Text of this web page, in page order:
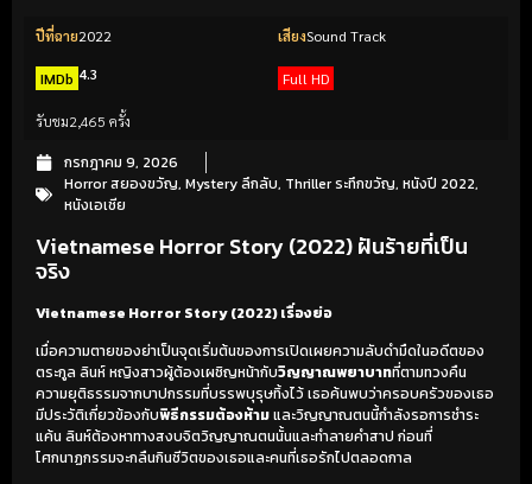
ปีที่ฉาย2022 เสียงSound Track
IMDb 4.3 Full HD
รับชม2,465 ครั้ง
กรกฎาคม 9, 2026
Horror สยองขวัญ, Mystery ลึกลับ, Thriller ระทึกขวัญ, หนังปี 2022,
หนังเอเชีย
Vietnamese Horror Story (2022) ฝันร้ายที่เป็น
จริง
Vietnamese Horror Story (2022) เรื่องย่อ
เมื่อความตายของย่าเป็นจุดเริ่มต้นของการเปิดเผยความลับดำมืดในอดีตของ
ตระกูล ลินห์ หญิงสาวผู้ต้องเผชิญหน้ากับวิญญาณพยาบาทที่ตามทวงคืน
ความยุติธรรมจากบาปกรรมที่บรรพบุรุษทิ้งไว้ เธอค้นพบว่าครอบครัวของเธอ
มีประวัติเกี่ยวข้องกับพิธีกรรมต้องห้ามและวิญญาณตนนี้กำลังรอการชำระ
แค้น ลินห์ต้องหาทางสงบจิตวิญญาณตนนั้นและทำลายคำสาป ก่อนที่
โศกนาฏกรรมจะกลืนกินชีวิตของเธอและคนที่เธอรักไปตลอดกาล